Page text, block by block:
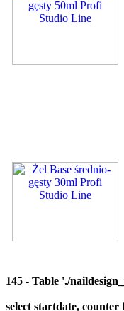
145 - Table './
select startdate,